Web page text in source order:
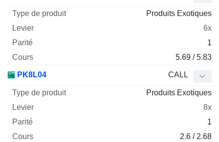
Produits Exotiques
6x
1
5.69 / 5.83
PK8L04 CALL
Produits Exotiques
8x
1
2.6 / 2.68